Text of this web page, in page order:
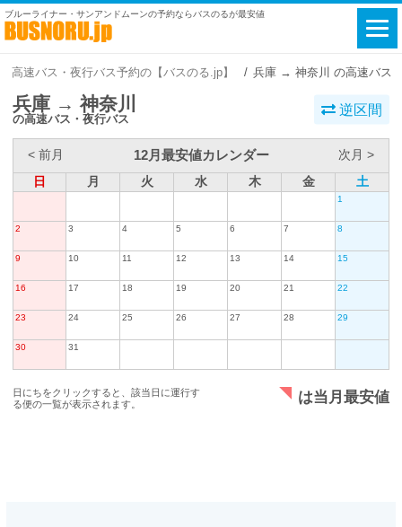
ブルーライナー・サンアンドムーンの予約ならバスのるが最安値
高速バス・夜行バス予約の【バスのる.jp】 兵庫 → 神奈川 の高速バス
兵庫 → 神奈川
の高速バス・夜行バス
逆区間
< 前月 12月最安値カレンダー
次月 >
日
月 火 水 木 金 土
1
2 3 4 5 6 7 8
9 10 11 12 13 14 15
16 17 18 19 20 21 22
23 24 25 26 27 28 29
30 31
日にちをクリックすると、該当日に運行す
る便の一覧が表示されます。
は当月最安値